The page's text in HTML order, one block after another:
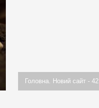
Головна. Новий сайт - 42